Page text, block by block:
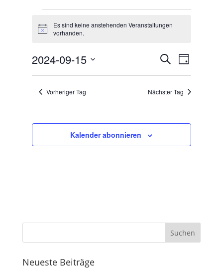
Veranstaltungen
für
15,
2024
Hinweis
Es sind keine anstehenden Veranstaltungen
vorhanden.
Suche
Ansichten,
SucheTag
2024-09-15
Vorheriger Tag Nächster Tag
Kalender abonnieren
Neueste Beiträge